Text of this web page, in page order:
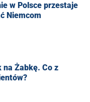
w Polsce przestaje
Niemcom
na Żabkę. Co z